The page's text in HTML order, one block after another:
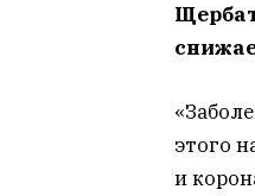
этого
и